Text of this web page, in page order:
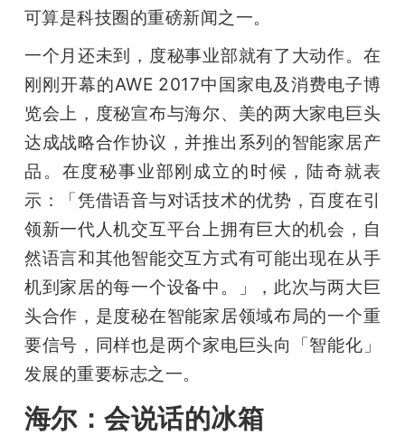
课
活
动
GAIR
专
题
可算是科技圈的重磅新闻之一。
一个月还未到，度秘事业部就有了大动作。在
刚刚开幕的AWE 2017中国家电及消费电子博
览会上，度秘宣布与海尔、美的两大家电巨头
达成战略合作协议，并推出系列的智能家居产
品。在度秘事业部刚成立的时候，陆奇就表
示：「凭借语音与对话技术的优势，百度在引
领新一代人机交互平台上拥有巨大的机会，自
然语言和其他智能交互方式有可能出现在从手
机到家居的每一个设备中。」，此次与两大巨
头合作，是度秘在智能家居领域布局的一个重
要信号，同样也是两个家电巨头向「智能化」
发展的重要标志之一。
海尔：会说话的冰箱